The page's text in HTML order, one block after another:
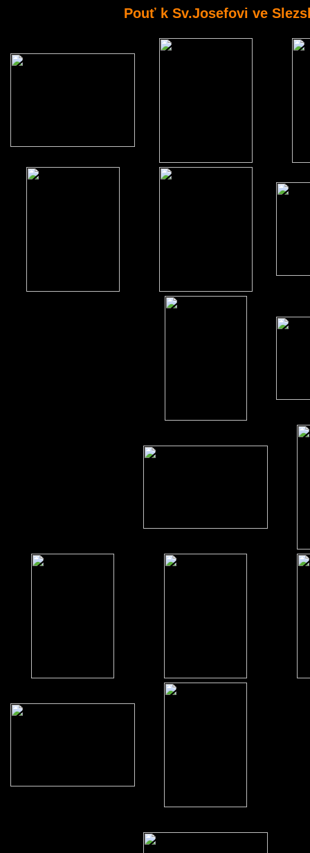
Pouť k Sv.Josefovi ve